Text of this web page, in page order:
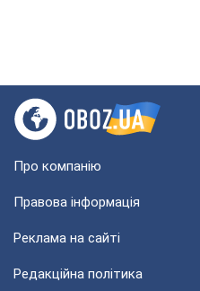
Про компанію
Правова інформація
Реклама на сайті
Редакційна політика